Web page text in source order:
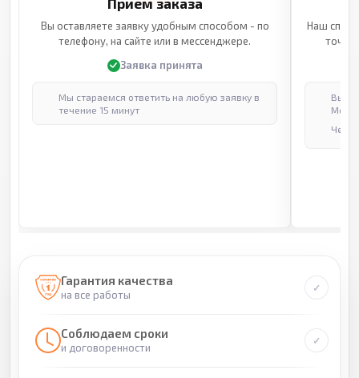
Прием заказа
Вы оставляете заявку удобным способом - по
телефону, на сайте или в мессенджере.
Заявка принята
Мы стараемся ответить на любую заявку в
течение 15 минут
Наш
Гарантия качества
на все работы
Соблюдаем сроки
и договоренности